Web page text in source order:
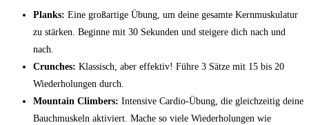
Planks: Eine großartige Übung, um deine gesamte Kernmuskulatur
zu stärken. Beginne mit 30⁣ Sekunden und steigere dich ‍nach und
nach.
Crunches: Klassisch, aber ​effektiv! Führe 3 Sätze mit 15 bis 20
Wiederholungen durch.
Mountain Climbers: ​Intensive Cardio-Übung, die gleichzeitig deine
Bauchmuskeln aktiviert. Mache so viele Wiederholungen ​wie